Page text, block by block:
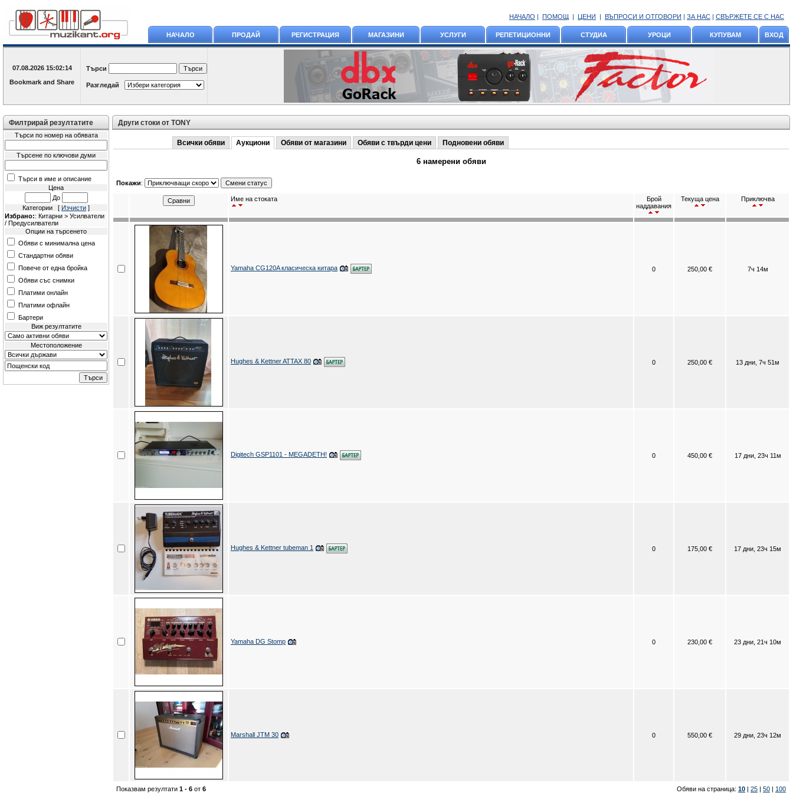
НАЧАЛО | ПОМОЩ | ЦЕНИ | ВЪПРОСИ И ОТГОВОРИ | ЗА НАС | СВЪРЖЕТЕ СЕ С НАС
НАЧАЛО ПРОДАЙ РЕГИСТРАЦИЯ МАГАЗИНИ УСЛУГИ РЕПЕТИЦИОННИ СТУДИА УРОЦИ КУПУВАМ ВХОД
07.08.2026 15:02:14 Търси
Разгледай
Филтрирай резултатите
Търси по номер на обявата
Търсене по ключови думи
Търси в име и описание
Цена
До
Категории [ Изчисти ]
Избрано:: Китарни > Усилватели
/ Предусилватели
Опции на търсенето
Обяви с минимална цена
Стандартни обяви
Повече от една бройка
Обяви със снимки
Платими онлайн
Платими офлайн
Бартери
Виж резултатите
Местоположение
Други стоки от TONY
Всички обяви Аукциони Обяви от магазини Обяви с твърди цени Подновени обяви
6 намерени обяви
Покажи:
Име на стоката
Брой
наддавания
Текуща цена Приключва
Yamaha CG120A класическа китара 0 250,00 € 7ч 14м
Hughes & Kettner ATTAX 80 0 250,00 € 13 дни, 7ч 51м
Digitech GSP1101 - MEGADETH! 0 450,00 € 17 дни, 23ч 11м
Hughes & Kettner tubeman 1 0 175,00 € 17 дни, 23ч 15м
Yamaha DG Stomp 0 230,00 € 23 дни, 21ч 10м
Marshall JTM 30 0 550,00 € 29 дни, 23ч 12м
Показвам резултати 1 - 6 от 6 Обяви на страница: 10 | 25 | 50 | 100